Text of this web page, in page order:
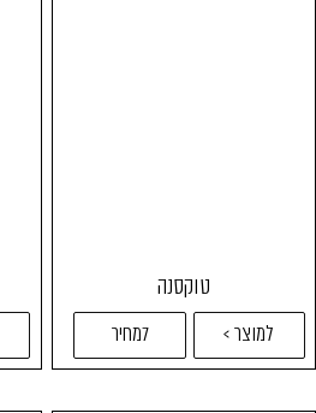
טוקסנה
למוצר > 7מחיר